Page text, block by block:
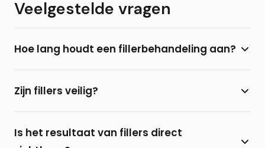
Veelgestelde vragen
Hoe lang houdt een fillerbehandeling aan?
gemiddeld 8 tot 12 maanden aan. Door herhaling
na 4-6 maanden kan het resultaat langer blijven
bestaan.
Zijn fillers veilig?
uitsluitend fillers op basis van hyaluronzuur en
Is het resultaat van fillers direct